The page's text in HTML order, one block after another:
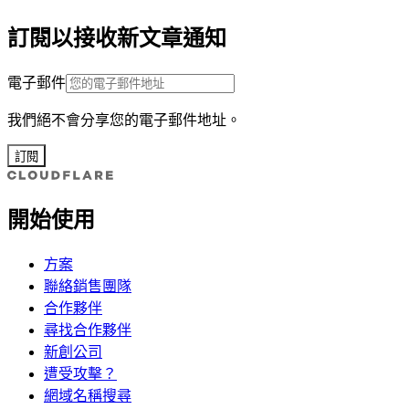
訂閱以接收新文章通知
電子郵件
我們絕不會分享您的電子郵件地址。
訂閱
開始使用
方案
聯絡銷售團隊
合作夥伴
尋找合作夥伴
新創公司
遭受攻擊？
網域名稱搜尋